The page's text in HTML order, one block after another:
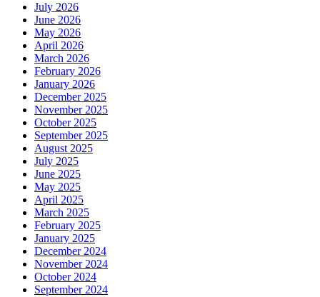
July 2026
June 2026
May 2026
April 2026
March 2026
February 2026
January 2026
December 2025
November 2025
October 2025
September 2025
August 2025
July 2025
June 2025
May 2025
April 2025
March 2025
February 2025
January 2025
December 2024
November 2024
October 2024
September 2024